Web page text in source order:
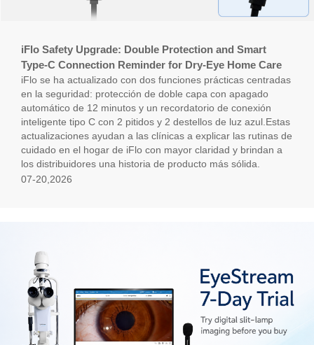
iFlo Safety Upgrade: Double Protection and Smart
Type-C Connection Reminder for Dry-Eye Home Care
iFlo se ha actualizado con dos funciones prácticas centradas
en la seguridad: protección de doble capa con apagado
automático de 12 minutos y un recordatorio de conexión
inteligente tipo C con 2 pitidos y 2 destellos de luz azul.Estas
actualizaciones ayudan a las clínicas a explicar las rutinas de
cuidado en el hogar de iFlo con mayor claridad y brindan a
los distribuidores una historia de producto más sólida.
07-20,2026